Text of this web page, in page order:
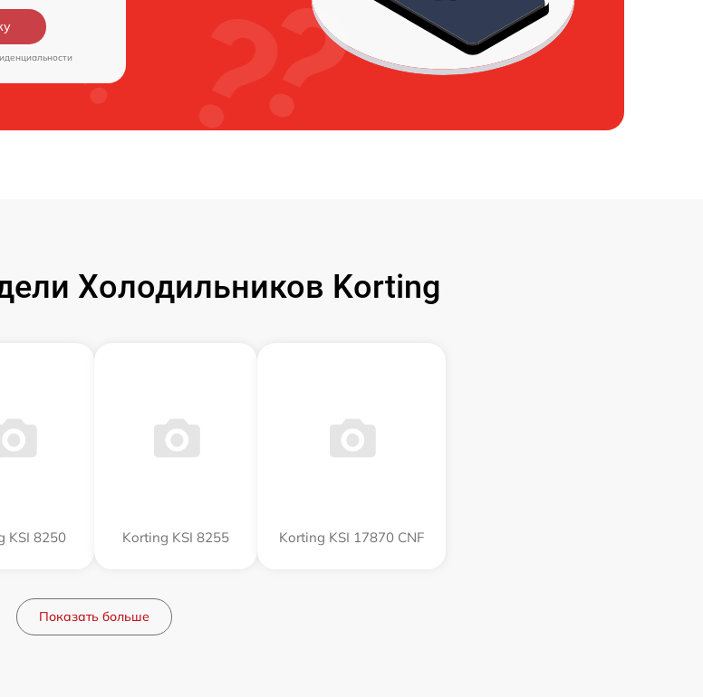
Холодильников Korting
KSI 8250 Korting KSI 8255 Korting KSI 17870 CNF
Показать больше